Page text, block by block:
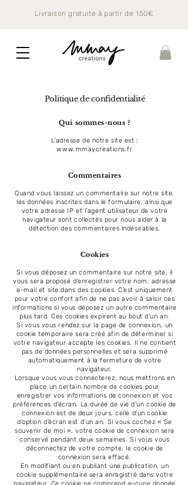
Livraison gratuite à partir de 150€
Politique de confidentialité
Qui sommes-nous ?
L’adresse de notre site est :
www.mmaycreations.fr
Commentaires
Quand vous laissez un commentaire sur notre site,
les données inscrites dans le formulaire, ainsi que
votre adresse IP et l’agent utilisateur de votre
navigateur sont collectés pour nous aider à la
détection des commentaires indésirables.
Cookies
Si vous déposez un commentaire sur notre site, il
vous sera proposé d’enregistrer votre nom, adresse
e-mail et site dans des cookies. C’est uniquement
pour votre confort afin de ne pas avoir à saisir ces
informations si vous déposez un autre commentaire
plus tard. Ces cookies expirent au bout d’un an.
Si vous vous rendez sur la page de connexion, un
cookie temporaire sera créé afin de déterminer si
votre navigateur accepte les cookies. Il ne contient
pas de données personnelles et sera supprimé
automatiquement à la fermeture de votre
navigateur.
Lorsque vous vous connecterez, nous mettrons en
place un certain nombre de cookies pour
enregistrer vos informations de connexion et vos
préférences d’écran. La durée de vie d’un cookie de
connexion est de deux jours, celle d’un cookie
d’option d’écran est d’un an. Si vous cochez « Se
souvenir de moi », votre cookie de connexion sera
conservé pendant deux semaines. Si vous vous
déconnectez de votre compte, le cookie de
connexion sera effacé.
En modifiant ou en publiant une publication, un
cookie supplémentaire sera enregistré dans votre